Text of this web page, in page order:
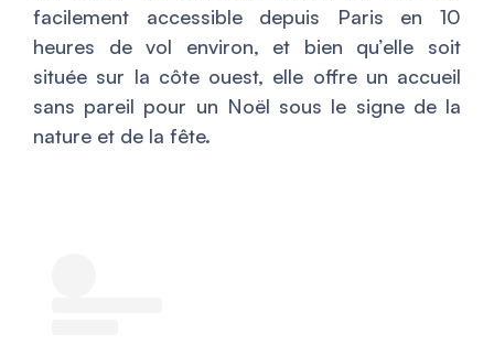
facilement accessible depuis Paris en 10
heures de vol environ, et bien qu’elle soit
située sur la côte ouest, elle offre un accueil
sans pareil pour un Noël sous le signe de la
nature et de la fête.